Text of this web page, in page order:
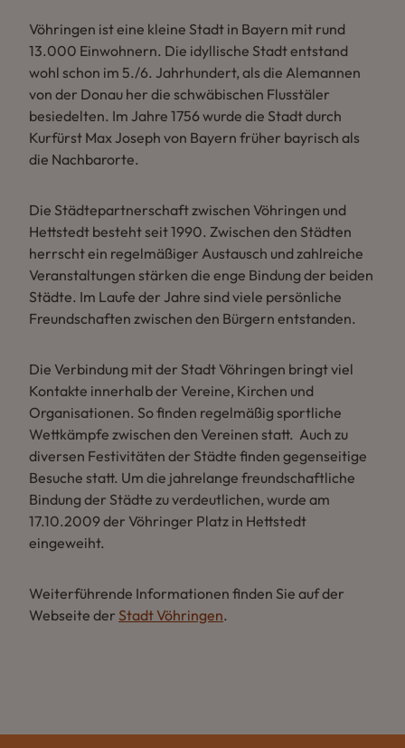
Vöhringen ist eine kleine Stadt in Bayern mit rund
13.000 Einwohnern. Die idyllische Stadt entstand
wohl schon im 5./6. Jahrhundert, als die Alemannen
von der Donau her die schwäbischen Flusstäler
besiedelten. Im Jahre 1756 wurde die Stadt durch
Kurfürst Max Joseph von Bayern früher bayrisch als
die Nachbarorte.
Die Städtepartnerschaft zwischen Vöhringen und
Hettstedt besteht seit 1990. Zwischen den Städten
herrscht ein regelmäßiger Austausch und zahlreiche
Veranstaltungen stärken die enge Bindung der beiden
Städte. Im Laufe der Jahre sind viele persönliche
Freundschaften zwischen den Bürgern entstanden.
Die Verbindung mit der Stadt Vöhringen bringt viel
Kontakte innerhalb der Vereine, Kirchen und
Organisationen. So finden regelmäßig sportliche
Wettkämpfe zwischen den Vereinen statt. Auch zu
diversen Festivitäten der Städte finden gegenseitige
Besuche statt. Um die jahrelange freundschaftliche
Bindung der Städte zu verdeutlichen, wurde am
17.10.2009 der Vöhringer Platz in Hettstedt
eingeweiht.
Weiterführende Informationen finden Sie auf der
Webseite der Stadt Vöhringen.